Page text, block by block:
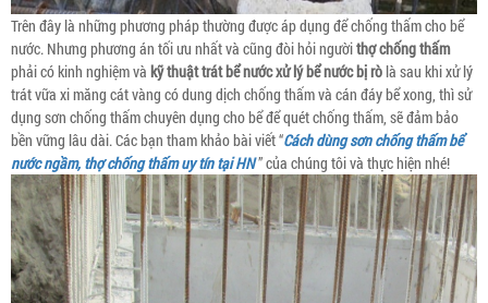
Trên đây là những phương pháp thường được áp dụng để chống thấm cho bể
nước. Nhưng phương án tối ưu nhất và cũng đòi hỏi ngườithợ chống thấm
phải có kinh nghiệm và kỹ thuật trát bể nước xử lý bể nước bị rò là sau khi xử lý
trát vữa xi măng cát vàng có dung dịch chống thấm và cán đáy bể xong, thì sử
dụng sơn chống thấm chuyên dụng cho bể để quét chống thấm, sẽ đảm bảo
bền vững lâu dài. Các bạn tham khảo bài viết “Cách dùng sơn chống thấm bể
nước ngầm, thợ chống thấm uy tín tại HN” của chúng tôi và thực hiện nhé!